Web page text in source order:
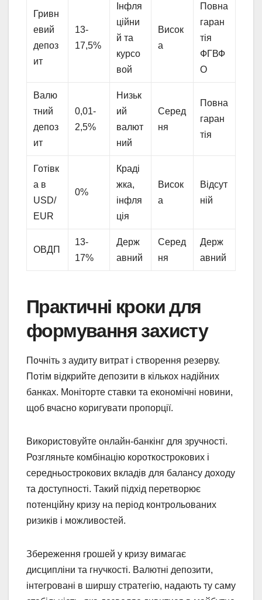
Гривн
евий
депоз
ит
13-
17,5%
Інфля
ційни
й та
курсо
вой
Висок
а
Повна
гаран
тія
ФГВФ
О
Валю
тний
депоз
ит
0,01-
2,5%
Низьк
ий
валют
ний
Серед
ня
Повна
гаран
тія
Готівк
а в
USD/
EUR
0%
Краді
жка,
інфля
ція
Висок
а
Відсут
ній
ОВДП
13-
17%
Держ
авний
Серед
ня
Держ
авний
Практичні кроки для
формування захисту
Почніть з аудиту витрат і створення резерву.
Потім відкрийте депозити в кількох надійних
банках. Моніторте ставки та економічні новини,
щоб вчасно коригувати пропорції.
Використовуйте онлайн-банкінг для зручності.
Розгляньте комбінацію короткострокових і
середньострокових вкладів для балансу доходу
та доступності. Такий підхід перетворює
потенційну кризу на період контрольованих
ризиків і можливостей.
Збереження грошей у кризу вимагає
дисципліни та гнучкості. Валютні депозити,
інтегровані в ширшу стратегію, надають ту саму